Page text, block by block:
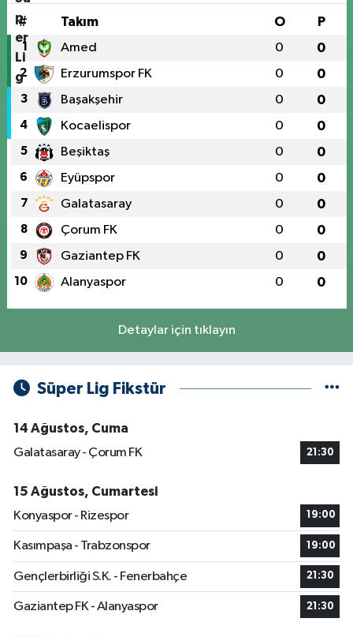
# Takım O P
1 Amed 0 0
2 Erzurumspor FK 0 0
3 Başakşehir 0 0
4 Kocaelispor 0 0
5 Beşiktaş 0 0
6 Eyüpspor 0 0
7 Galatasaray 0 0
8 Çorum FK 0 0
9 Gaziantep FK 0 0
10 Alanyaspor 0 0
Detaylar için tıklayın
Süper Lig Fikstür
14 Ağustos, Cuma
Galatasaray - Çorum FK
21:30
15 Ağustos, Cumartesi
Konyaspor - Rizespor
19:00
Kasımpaşa - Trabzonspor 19:00
Gençlerbirliği S.K. - Fenerbahçe 21:30
Gaziantep FK - Alanyaspor 21:30